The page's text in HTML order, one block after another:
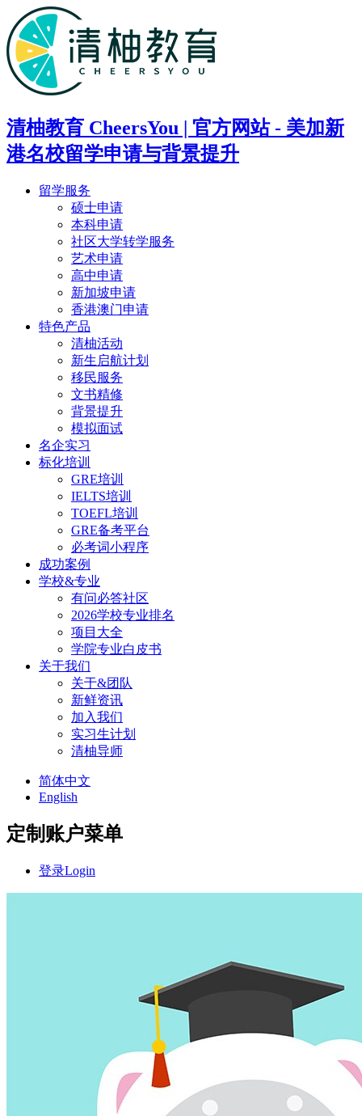
清柚教育 CheersYou | 官方网站 - 美加新
港名校留学申请与背景提升
留学服务
硕士申请
本科申请
社区大学转学服务
艺术申请
高中申请
新加坡申请
香港澳门申请
特色产品
清柚活动
新生启航计划
移民服务
文书精修
背景提升
模拟面试
名企实习
标化培训
GRE培训
IELTS培训
TOEFL培训
GRE备考平台
必考词小程序
成功案例
学校&专业
有问必答社区
2026学校专业排名
项目大全
学院专业白皮书
关于我们
关于&团队
新鲜资讯
加入我们
实习生计划
清柚导师
简体中文
English
定制账户菜单
登录Login